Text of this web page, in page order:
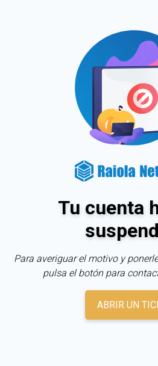
Tu cuenta
Para averiguar el motivo y
pulsa el botón para
ABRIR UN